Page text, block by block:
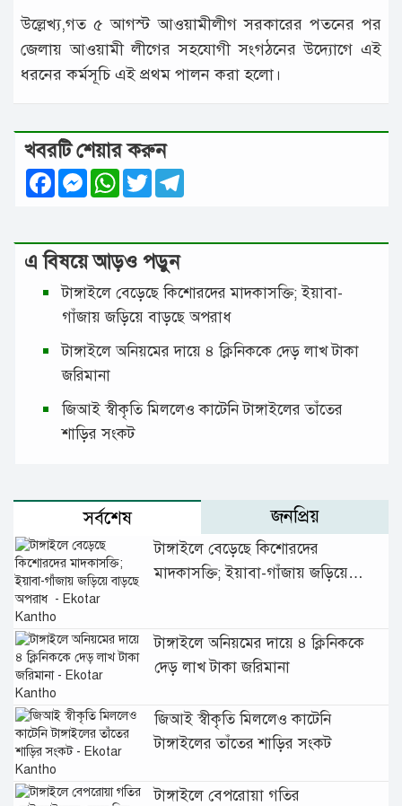
উল্লেখ্য,গত ৫ আগস্ট আওয়ামীলীগ সরকারের পতনের পর
জেলায় আওয়ামী লীগের সহযোগী সংগঠনের উদ্যোগে এই
ধরনের কর্মসূচি এই প্রথম পালন করা হলো।
খবরটি শেয়ার করুন
FacebookMessenger
WhatsApp
Twitter
এ বিষয়ে আড়ও পড়ুন
টাঙ্গাইলে বেড়েছে কিশোরদের মাদকাসক্তি; ইয়াবা-
গাঁজায় জড়িয়ে বাড়ছে অপরাধ
টাঙ্গাইলে অনিয়মের দায়ে ৪ ক্লিনিককে দেড় লাখ টাকা
জরিমানা
জিআই স্বীকৃতি মিললেও কাটেনি টাঙ্গাইলের তাঁতের
শাড়ির সংকট
সর্বশেষ জনপ্রিয়
টাঙ্গাইলে বেড়েছে কিশোরদের
মাদকাসক্তি; ইয়াবা-গাঁজায় জড়িয়ে
টাঙ্গাইলে অনিয়মের দায়ে ৪ ক্লিনিককে
দেড় লাখ টাকা জরিমানা
জিআই স্বীকৃতি মিললেও কাটেনি
টাঙ্গাইলের তাঁতের শাড়ির সংকট
টাঙ্গাইলে বেপরোয়া গতির